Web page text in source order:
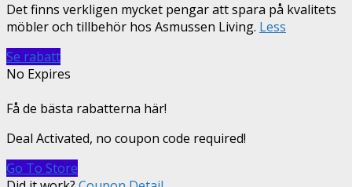
Det finns verkligen mycket pengar att spara på kvalitets
möbler och tillbehör hos Asmussen Living. Less
Se rabatt
No Expires
Få de bästa rabatterna här!
Deal Activated, no coupon code required!
Go To Store